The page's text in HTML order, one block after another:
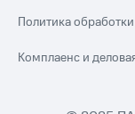
Политика
Комплаенс и